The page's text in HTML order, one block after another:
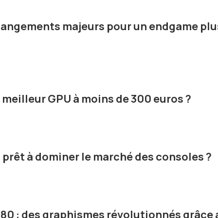
majeurs pour un endgame
GPU à moins de 300 euros ?
à dominer le marché des consoles ?
: des graphismes révolutionnés grâce